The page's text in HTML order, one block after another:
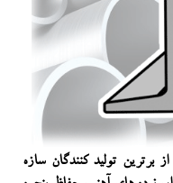
برترین تولید كنندگان سازه